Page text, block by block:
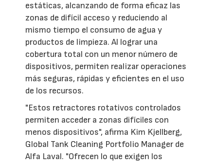
estáticas, alcanzando de forma eficaz las
zonas de difícil acceso y reduciendo al
mismo tiempo el consumo de agua y
productos de limpieza. Al lograr una
cobertura total con un menor número de
dispositivos, permiten realizar operaciones
más seguras, rápidas y eficientes en el uso
de los recursos.
"Estos retractores rotativos controlados
permiten acceder a zonas difíciles con
menos dispositivos", afirma Kim Kjellberg,
Global Tank Cleaning Portfolio Manager de
Alfa Laval. "Ofrecen lo que exigen los